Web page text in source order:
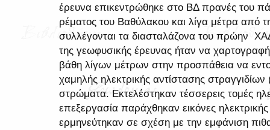
έρευνα επικεντρώθηκε στο ΒΔ πρανές του
ρέματος του Βαθύλακου και λίγα μέτρα από
συλλέγονται τα διασταλάζονα του πρώην
της γεωφυσικής έρευνας ήταν να
βάθη λίγων μέτρων στην προσπάθεια να
χαμηλής ηλεκτρικής αντίστασης
στρώματα. Εκτελέστηκαν τέσσερεις τομές
επεξεργασία παράχθηκαν εικόνες
ερμηνεύτηκαν σε σχέση με την εμφάνιση